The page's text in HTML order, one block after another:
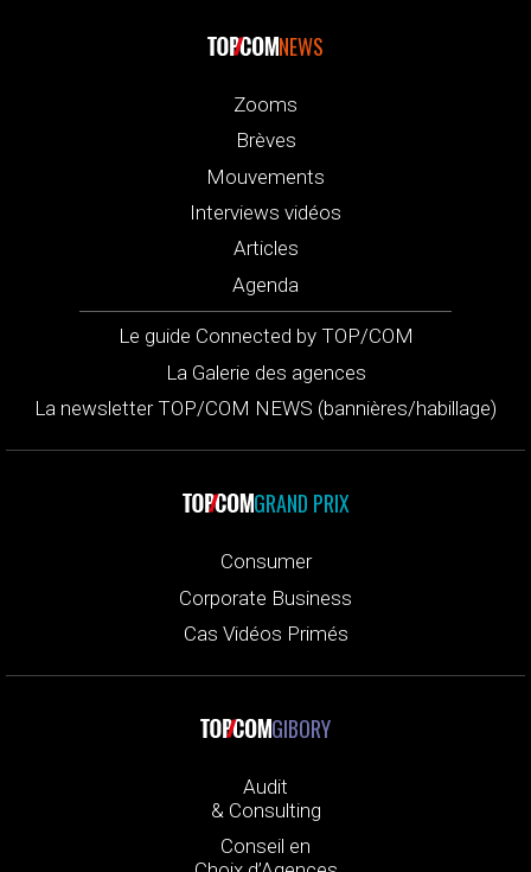
NEWS
Zooms
Brèves
Mouvements
Interviews vidéos
Articles
Agenda
Le guide Connected by TOP/COM
La Galerie des agences
La newsletter TOP/COM NEWS (bannières/habillage)
GRAND PRIX
Consumer
Corporate Business
Cas Vidéos Primés
GIBORY
Audit
& Consulting
Conseil en